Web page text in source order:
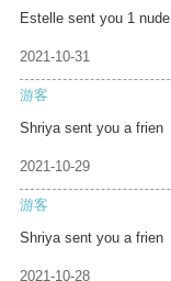
Estelle sent you 1 nude
2021-10-31
游客
Shriya sent you a frien
2021-10-29
游客
Shriya sent you a frien
2021-10-28